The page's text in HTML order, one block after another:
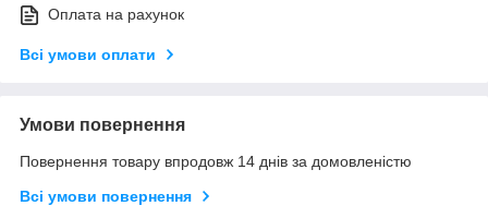
Оплата на рахунок
Всі умови оплати
Умови повернення
Повернення товару впродовж 14 днів за домовленістю
Всі умови повернення